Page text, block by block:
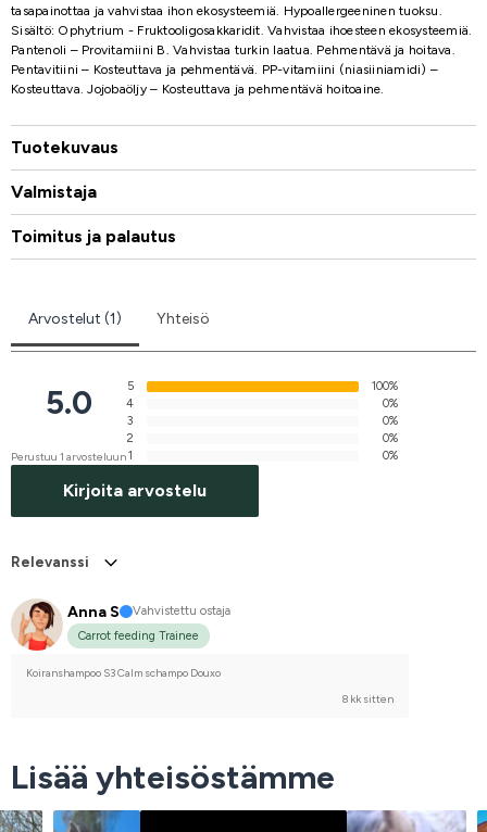
tasapainottaa ja vahvistaa ihon ekosysteemiä. Hypoallergeeninen tuoksu.
Sisältö: Ophytrium - Fruktooligosakkaridit. Vahvistaa ihoesteen ekosysteemiä.
Pantenoli – Provitamiini B. Vahvistaa turkin laatua. Pehmentävä ja hoitava.
Pentavitiini – Kosteuttava ja pehmentävä. PP-vitamiini (niasiiniamidi) –
Kosteuttava. Jojobaöljy – Kosteuttava ja pehmentävä hoitoaine.
Tuotekuvaus
Valmistaja
Toimitus ja palautus
Arvostelut (1) Yhteisö
5.0
Perustuu 1 arvosteluun
5
100%
4
0%
3
0%
2
0%
1
0%
Kirjoita arvostelu
Relevanssi
Anna S
Vahvistettu ostaja
Carrot feeding Trainee
Koiranshampoo S3 Calm schampo Douxo
8 kk sitten
Lisää yhteisöstämme